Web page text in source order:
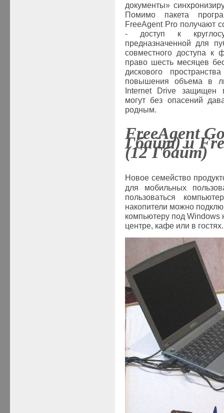
документы»
Помимо пакета
FreeAgent Pro получают
- доступ к
предназначенной для
совместного доступа к
право шесть месяцев
дискового
повышения объема в
Internet Drive защищен
могут без опасений
родным.
FreeAgent
Гбайт) и
(12Гбайт)
Новое семейство
для мобильных
пользоваться
накопители можно
компьютеру под Windows
центре, кафе или в гостях.